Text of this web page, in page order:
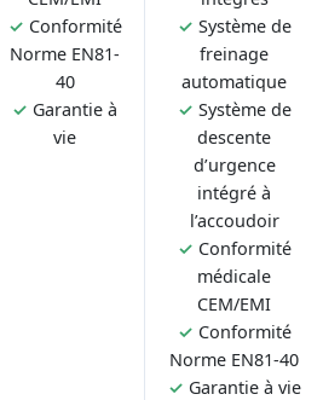
✓ Conformité
Norme EN81-
40
✓ Garantie à
vie
✓ Système de
freinage
automatique
✓ Système de
descente
d’urgence
intégré à
l’accoudoir
✓ Conformité
médicale
CEM/EMI
✓ Conformité
Norme EN81-40
✓ Garantie à vie